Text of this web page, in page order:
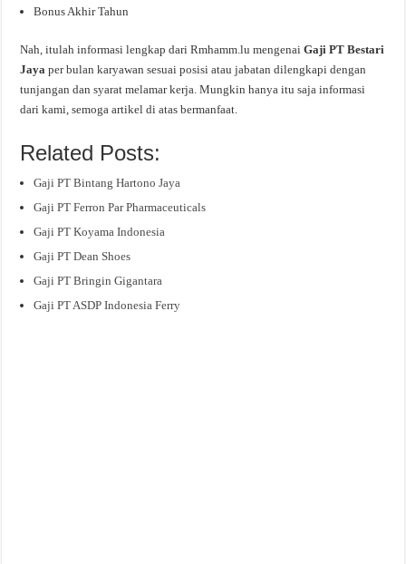
Bonus Akhir Tahun
Nah, itulah informasi lengkap dari Rmhamm.lu mengenaiGaji PT Bestari
Jayaper bulan karyawan sesuai posisi atau jabatan dilengkapi dengan
tunjangan dan syarat melamar kerja. Mungkin hanya itu saja informasi
dari kami, semoga artikel di atas bermanfaat.
Related Posts:
Gaji PT Bintang Hartono Jaya
Gaji PT Ferron Par Pharmaceuticals
Gaji PT Koyama Indonesia
Gaji PT Dean Shoes
Gaji PT Bringin Gigantara
Gaji PT ASDP Indonesia Ferry